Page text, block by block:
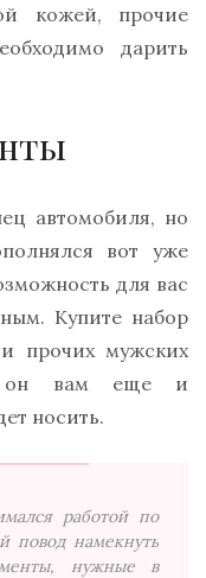
кожей, прочие
дарить
автомобиля, но
вот уже
для вас
Купите набор
прочих мужских
он вам еще и
носить.
работой по
повод намекнуть
нужные в